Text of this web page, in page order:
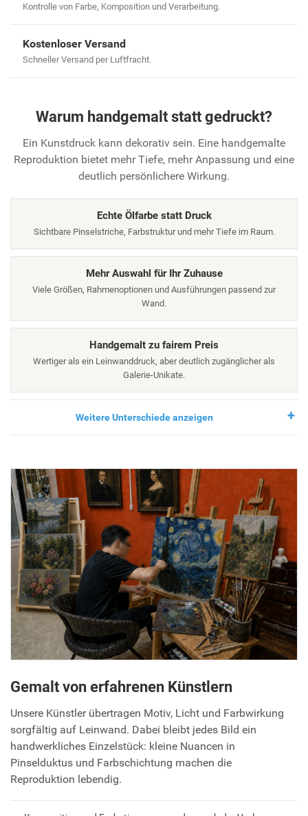
Kontrolle von Farbe, Komposition und Verarbeitung.
Kostenloser Versand
Schneller Versand per Luftfracht.
Warum handgemalt statt gedruckt?
Ein Kunstdruck kann dekorativ sein. Eine handgemalte
Reproduktion bietet mehr Tiefe, mehr Anpassung und eine
deutlich persönlichere Wirkung.
Echte Ölfarbe statt Druck
Sichtbare Pinselstriche, Farbstruktur und mehr Tiefe im Raum.
Mehr Auswahl für Ihr Zuhause
Viele Größen, Rahmenoptionen und Ausführungen passend zur
Wand.
Handgemalt zu fairem Preis
Wertiger als ein Leinwanddruck, aber deutlich zugänglicher als
Galerie-Unikate.
Weitere Unterschiede anzeigen
Gemalt von erfahrenen Künstlern
Unsere Künstler übertragen Motiv, Licht und Farbwirkung
sorgfältig auf Leinwand. Dabei bleibt jedes Bild ein
handwerkliches Einzelstück: kleine Nuancen in
Pinselduktus und Farbschichtung machen die
Reproduktion lebendig.